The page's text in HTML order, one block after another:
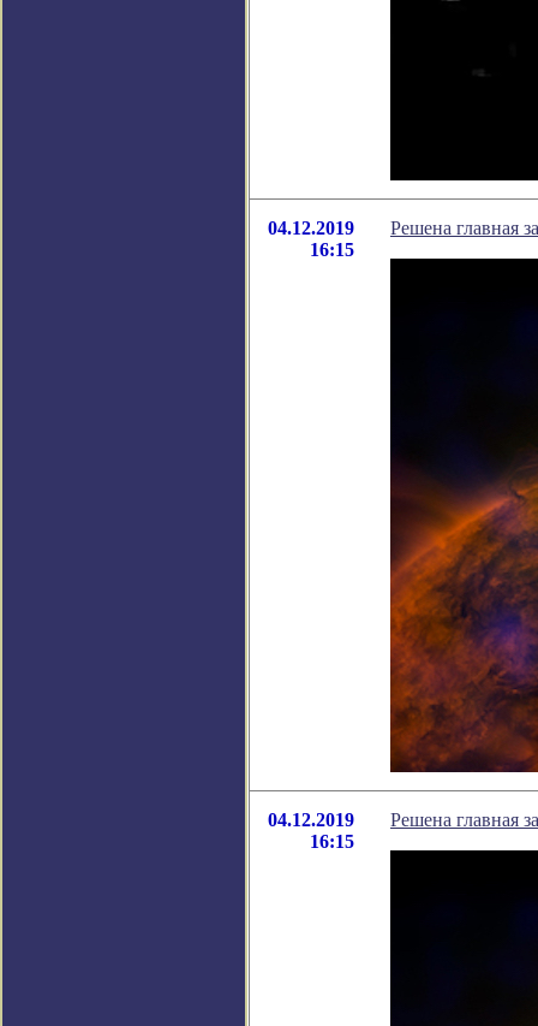
04.12.2019
16:15
Решена главная
04.12.2019
16:15
Решена главная